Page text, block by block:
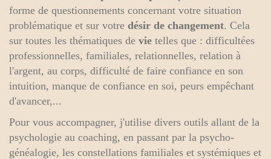
forme de questionnements concernant votre situation
problématique et sur votre désir de changement. Cela
sur toutes les thématiques de vie telles que : difficultées
professionnelles, familiales, relationnelles, relation à
l'argent, au corps, difficulté de faire confiance en son
intuition, manque de confiance en soi, peurs empêchant
d'avancer,...
Pour vous accompagner, j'utilise divers outils allant de la
psychologie au coaching, en passant par la psycho-
généalogie, les constellations familiales et systémiques et